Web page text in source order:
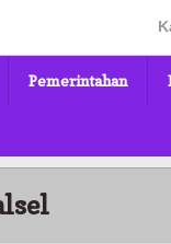
Pemerintahan